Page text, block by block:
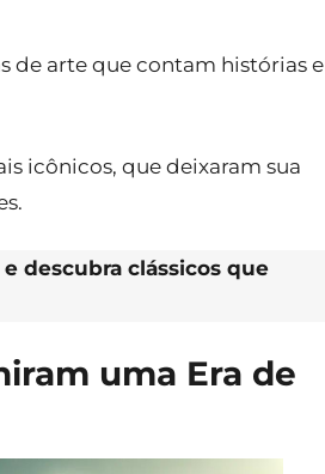
de arte que contam histórias e
icônicos, que deixaram sua
e descubra clássicos que
uma Era de